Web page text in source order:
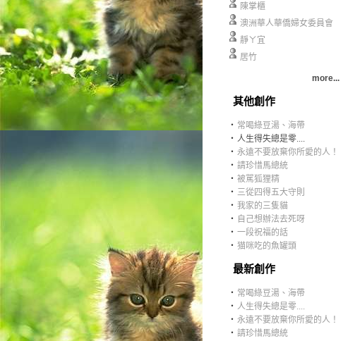
陳掌櫃
澳洲華人華僑婦女委員會
靜ㄚ宜
居竹
more...
其他創作
‧ 常喝綠豆湯、海帶
‧ 人生得失總是零....
‧ 永遠不要放棄你所愛的人！
‧ 請珍惜馬總統
‧ 被駡狐狸精
‧ 三從四得五大守則
‧ 我家的三隻貓
‧ 自己想辦法去死呀
‧ 一段祝福的話
‧ 猫咪吃的魚罐頭
最新創作
‧ 常喝綠豆湯、海帶
‧ 人生得失總是零....
‧ 永遠不要放棄你所愛的人！
‧ 請珍惜馬總統